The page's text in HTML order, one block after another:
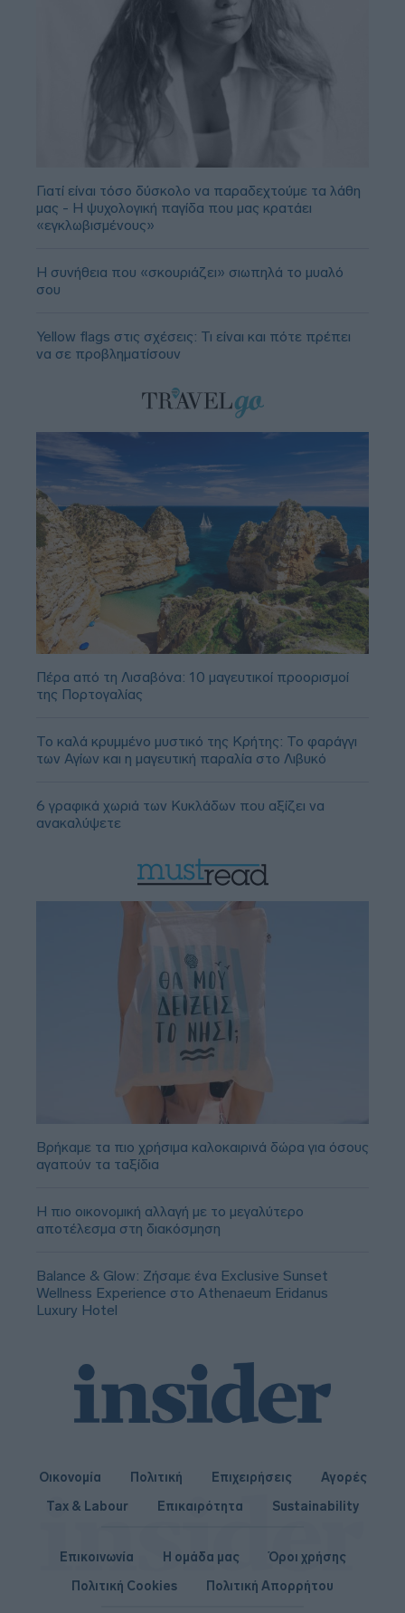
Γιατί είναι τόσο δύσκολο να παραδεχτούμε τα λάθη
μας - Η ψυχολογική παγίδα που μας κρατάει
«εγκλωβισμένους»
Η συνήθεια που «σκουριάζει» σιωπηλά το μυαλό
σου
Yellow flags στις σχέσεις: Τι είναι και πότε πρέπει
να σε προβληματίσουν
Πέρα από τη Λισαβόνα: 10 μαγευτικοί προορισμοί
της Πορτογαλίας
Το καλά κρυμμένο μυστικό της Κρήτης: Το φαράγγι
των Αγίων και η μαγευτική παραλία στο Λιβυκό
6 γραφικά χωριά των Κυκλάδων που αξίζει να
ανακαλύψετε
Βρήκαμε τα πιο χρήσιμα καλοκαιρινά δώρα για όσους
αγαπούν τα ταξίδια
Η πιο οικονομική αλλαγή με το μεγαλύτερο
αποτέλεσμα στη διακόσμηση
Balance & Glow: Ζήσαμε ένα Exclusive Sunset
Wellness Experience στο Athenaeum Eridanus
Luxury Hotel
Οικονομία Πολιτική Επιχειρήσεις
Αγορές
Tax & Labour
Επικαιρότητα Sustainability
Επικοινωνία Η ομάδα μας
Όροι χρήσης
Πολιτική Cookies
Πολιτική Απορρήτου